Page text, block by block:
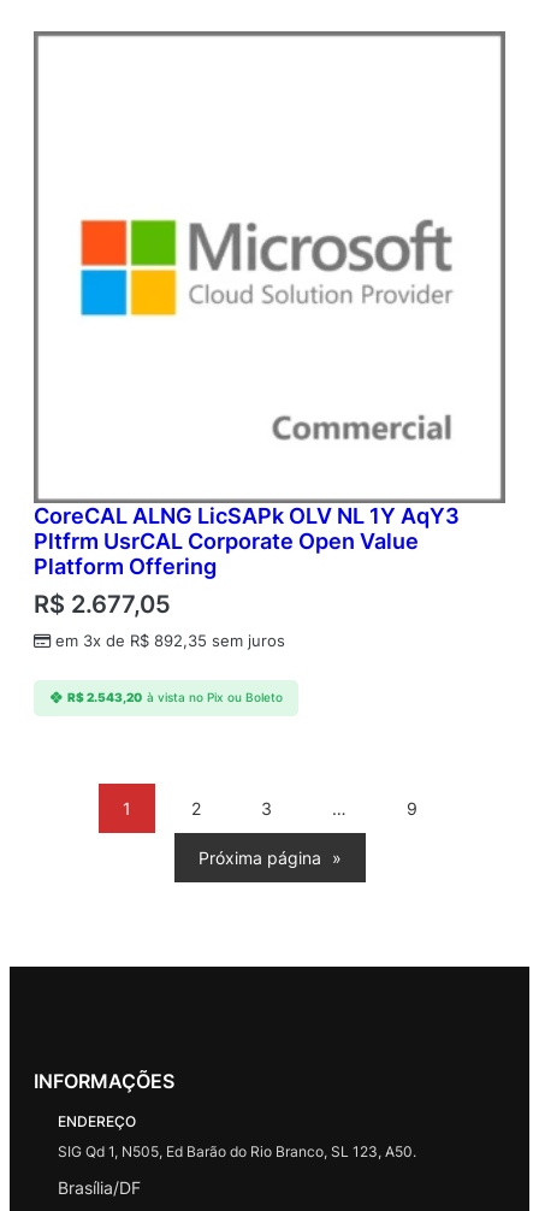
CoreCAL ALNG LicSAPk OLV NL 1Y AqY3
Pltfrm UsrCAL Corporate Open Value
Platform Offering
R$ 2.677,05
em 3x de R$ 892,35 sem juros
R$2.543,20 à vista no Pix ou Boleto
1 2 3 … 9
Próxima página »
INFORMAÇÕES
ENDEREÇO
SIG Qd 1, N505, Ed Barão do Rio Branco, SL 123, A50.
Brasília/DF